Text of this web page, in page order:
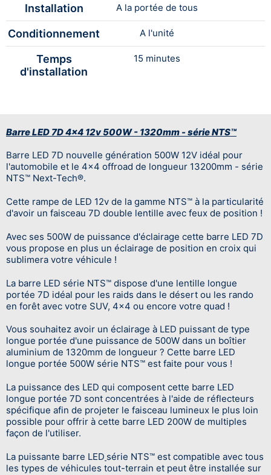
Installation A la portée de tous
Conditionnement A l'unité
Temps
d'installation
15 minutes
Barre LED 7D 4x4 12v 500W - 1320mm - série NTS™
Barre LED 7D nouvelle génération 500W 12V idéal pour
l'automobile et le 4x4 offroad de longueur 13200mm - série
NTS™ Next-Tech®.
Cette rampe de LED 12v de la gamme NTS™ à la particularité
d'avoir un faisceau 7D double lentille avec feux de position !
Avec ses 500W de puissance d'éclairage cette barre LED 7D
vous propose en plus un éclairage de position en croix qui
sublimera votre véhicule !
La barre LED série NTS™ dispose d'une lentille longue
portée 7D idéal pour les raids dans le désert ou les rando
en forêt avec votre SUV, 4x4 ou encore votre quad !
Vous souhaitez avoir un éclairage à LED puissant de type
longue portée d'une puissance de 500W dans un boîtier
aluminium de 1320mm de longueur ? Cette barre LED
longue portée 500W série NTS™ est faite pour vous !
La puissance des LED qui composent cette barre LED
longue portée 7D sont concentrées à l'aide de réflecteurs
spécifique afin de projeter le faisceau lumineux le plus loin
possible pour offrir à cette barre LED 200W de multiples
façon de l'utiliser.
La puissante barre LED série NTS™ est compatible avec tous
les types de véhicules tout-terrain et peut être installée sur